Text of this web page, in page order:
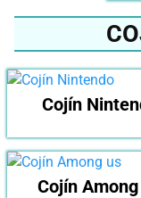
Cojín
Cojín Among